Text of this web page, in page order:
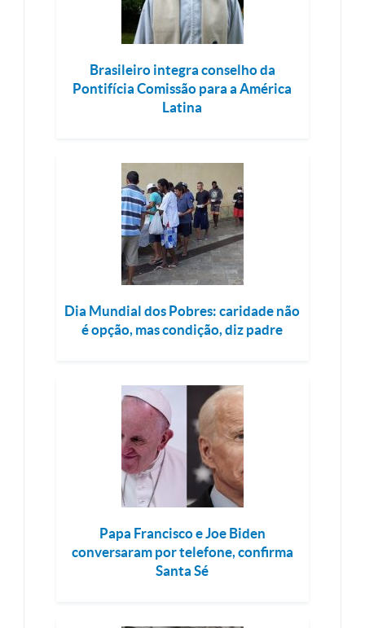
Brasileiro integra conselho da
Pontifícia Comissão para a América
Latina
Dia Mundial dos Pobres: caridade não
é opção, mas condição, diz padre
Papa Francisco e Joe Biden
conversaram por telefone, confirma
Santa Sé